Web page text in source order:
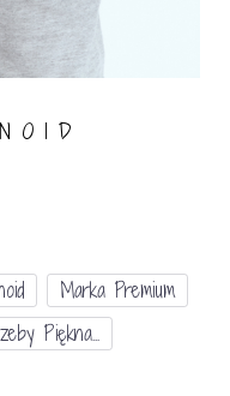
O I D
Marka Premium
Piękna...